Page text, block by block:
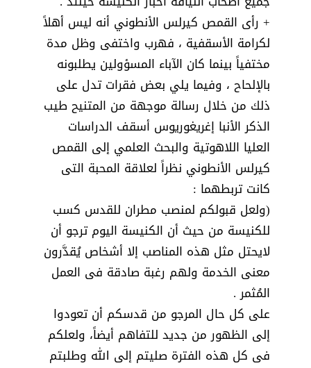
+ رأى القمص كيرلس الأنطوني أنه ليس أهلاً
لكرامة الأسقفية ، فهرب واختفى وظل مدة
مختفياً بينما كان الآباء المسؤولين يطلبونه
بالإلحاح ، وفيما يلي بعض فقرات تدل على
ذلك من خلال رسالة موجهة من المتنيح طيب
الذكر الأنبا إغريغوريوس أسقف الدراسات
العليا اللاهوتية والبحث العلمي إلى القمص
كيرلس الأنطوني نظراً لعلاقة المحبة التى
كانت تربطهما :
(ولعل قبولكم لمنصب مطران للقدس كسب
للكنيسة من حيث أن الكنيسة اليوم ترجو أن
لايحتل مثل هذه المناصب إلا أشخاص يُقدَّرون
معنى الخدمة ولهم رغبة صادقة فى العمل
المُثمر .
على كل حال المرجو من قدسكم أن تعودوا
إلى الظهور من جديد للتفاهم أيضاً، ولعلكم
فى كل هذه الفترة صليتم إلى الله وطلبتم